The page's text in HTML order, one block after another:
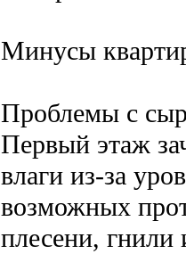
Минусы
Проблемы с
Первый этаж
влаги из-за
возможных
плесени,